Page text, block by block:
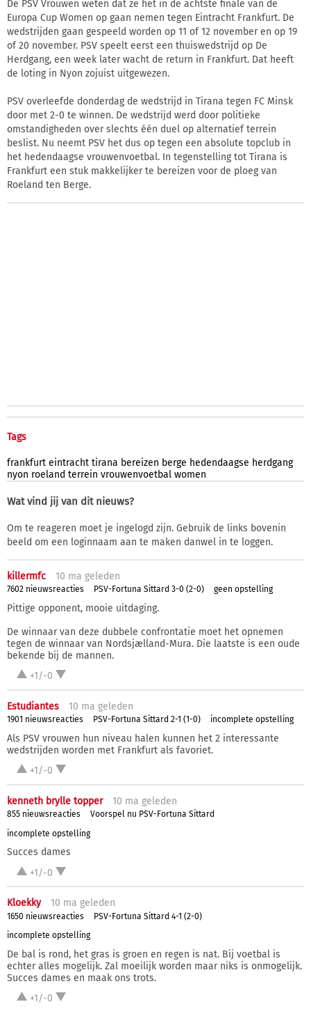
De PSV Vrouwen weten dat ze het in de achtste finale van de
Europa Cup Women op gaan nemen tegen Eintracht Frankfurt. De
wedstrijden gaan gespeeld worden op 11 of 12 november en op 19
of 20 november. PSV speelt eerst een thuiswedstrijd op De
Herdgang, een week later wacht de return in Frankfurt. Dat heeft
de loting in Nyon zojuist uitgewezen.
PSV overleefde donderdag de wedstrijd in Tirana tegen FC Minsk
door met 2-0 te winnen. De wedstrijd werd door politieke
omstandigheden over slechts één duel op alternatief terrein
beslist. Nu neemt PSV het dus op tegen een absolute topclub in
het hedendaagse vrouwenvoetbal. In tegenstelling tot Tirana is
Frankfurt een stuk makkelijker te bereizen voor de ploeg van
Roeland ten Berge.
Tags
frankfurt eintracht tirana bereizen berge hedendaagse herdgang
nyon roeland terrein vrouwenvoetbal women
Wat vind jij van dit nieuws?
Om te reageren moet je ingelogd zijn. Gebruik de links bovenin
beeld om een loginnaam aan te maken danwel in te loggen.
killermfc 10 ma geleden
7602 nieuwsreacties PSV-Fortuna Sittard 3-0 (2-0) geen opstelling
Pittige opponent, mooie uitdaging.
De winnaar van deze dubbele confrontatie moet het opnemen
tegen de winnaar van Nordsjælland-Mura. Die laatste is een oude
bekende bij de mannen.
+1/-0
Estudiantes 10 ma geleden
1901 nieuwsreacties PSV-Fortuna Sittard 2-1 (1-0) incomplete opstelling
Als PSV vrouwen hun niveau halen kunnen het 2 interessante
wedstrijden worden met Frankfurt als favoriet.
+1/-0
kenneth brylle topper 10 ma geleden
855 nieuwsreacties
Voorspel nu PSV-Fortuna Sittard
incomplete opstelling
Succes dames
+1/-0
Kloekky 10 ma geleden
1650 nieuwsreacties
PSV-Fortuna Sittard 4-1 (2-0)
incomplete opstelling
De bal is rond, het gras is groen en regen is nat. Bij voetbal is
echter alles mogelijk. Zal moeilijk worden maar niks is onmogelijk.
Succes dames en maak ons trots.
+1/-0